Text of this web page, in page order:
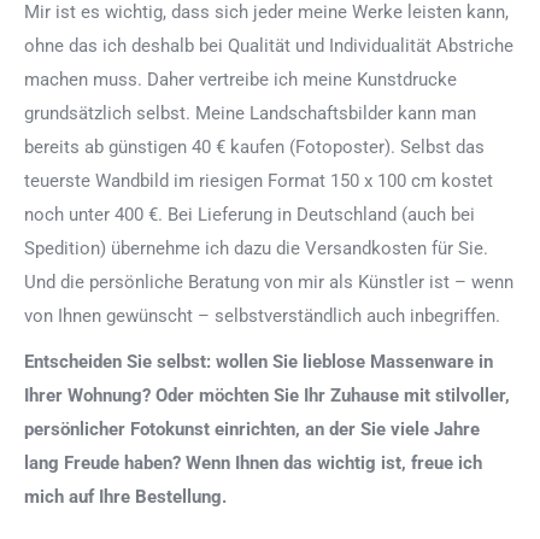
Mir ist es wichtig, dass sich jeder meine Werke leisten kann,
ohne das ich deshalb bei Qualität und Individualität Abstriche
machen muss. Daher vertreibe ich meine Kunstdrucke
grundsätzlich selbst. Meine Landschaftsbilder kann man
bereits ab günstigen 40 € kaufen (Fotoposter). Selbst das
teuerste Wandbild im riesigen Format 150 x 100 cm kostet
noch unter 400 €. Bei Lieferung in Deutschland (auch bei
Spedition) übernehme ich dazu die Versandkosten für Sie.
Und die persönliche Beratung von mir als Künstler ist – wenn
von Ihnen gewünscht – selbstverständlich auch inbegriffen.
Entscheiden Sie selbst: wollen Sie lieblose Massenware in
Ihrer Wohnung? Oder möchten Sie Ihr Zuhause mit stilvoller,
persönlicher Fotokunst einrichten, an der Sie viele Jahre
lang Freude haben? Wenn Ihnen das wichtig ist, freue ich
mich auf Ihre Bestellung.